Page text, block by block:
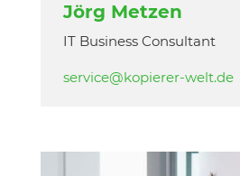
Jörg Metzen
IT Business Consultant
service@kopierer-welt.de